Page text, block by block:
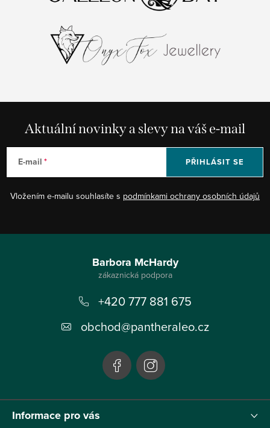
Aktuální novinky a slevy na váš e-mail
E-mail
Vložením e-mailu souhlasíte s podmínkami ochrany osobních údajů
PŘIHLÁSIT SE
Informace pro vás
Barbora McHardy
+420 777 881 675
obchod@pantheraleo.cz